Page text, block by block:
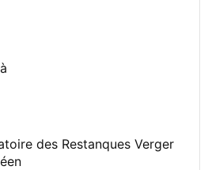
à
des Restanques Verger